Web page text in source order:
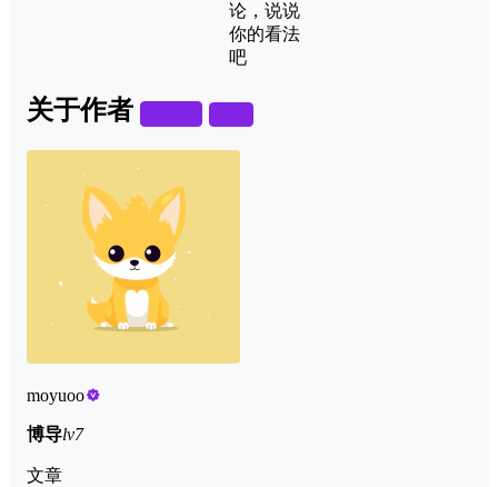
论，说说
你的看法
吧
关于作者
moyuoo
博导lv7
文章